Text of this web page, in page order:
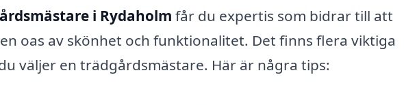
i Rydaholm får du expertis som bidrar till att
oas av skönhet och funktionalitet. Det finns flera viktiga
väljer en trädgårdsmästare. Här är några tips: